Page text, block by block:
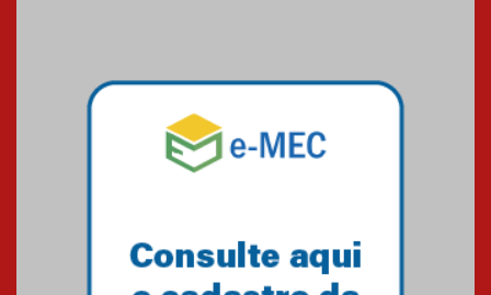
Mackenzie mobiliza campanha
solidária para apoiar famílias em
Minas Gerais
Primeiro culto do ano ressalta o